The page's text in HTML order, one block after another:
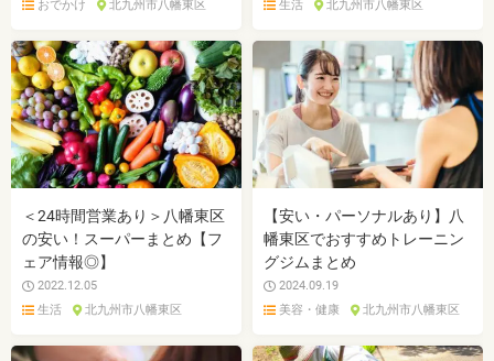
おでかけ
北九州市八幡東区
生活
北九州市八幡東区
＜24時間営業あり＞八幡東区
の安い！スーパーまとめ【フ
ェア情報◎】
2022.12.05
生活
北九州市八幡東区
【安い・パーソナルあり】八
幡東区でおすすめトレーニン
グジムまとめ
2024.09.19
美容・健康
北九州市八幡東区